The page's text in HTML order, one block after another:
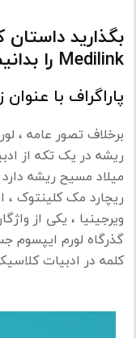
بگذارید داستان
Medilink را بدانیم
پاراگراف با عنوان
برخلاف تصور عامه ،
ریچارد مک کلینتوک ،
گذرگاه لورم ایپسوم
کلمه در ادبیات